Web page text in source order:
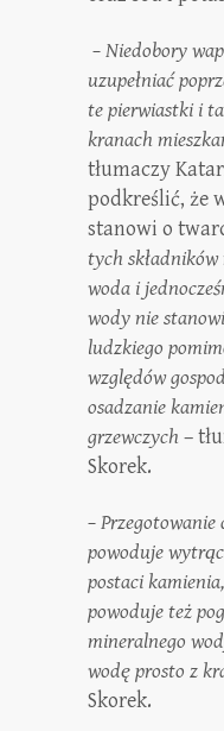
– Niedobory
uzupełniać
te pierwiastki i
kranach
tłumaczy
podkreślić, że
stanowi o
tych
woda i
wody nie
ludzkiego
względów
osadzanie
grzewczych –
Skorek.
–
powoduje
postaci
powoduje też
mineralnego
wodę prosto z
Skorek.